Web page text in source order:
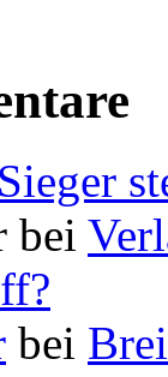
bei
bei